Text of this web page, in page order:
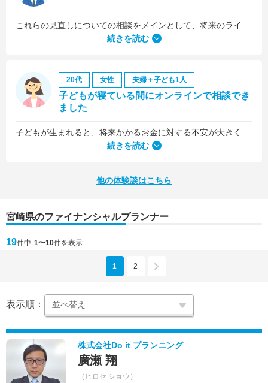
続きを読む
20代 女性 夫婦＋子ども1人
子どもが寝ている間にオンラインで相談でき
ました
何より、とても親身になって対応してくださって大満足。うちと同じように子どもの将来のお金のことで悩んでいる友人にも教えました。
続きを読む
他の体験談はこちら
宮崎県のファイナンシャルプランナー
19件中 1〜10件を表示
1 2
表示順：
株式会社Do it プランニング
廣瀬 翔
（ヒロセ ショウ）